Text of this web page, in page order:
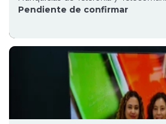
Pendiente de confirmar